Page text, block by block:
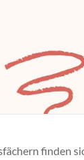
finden